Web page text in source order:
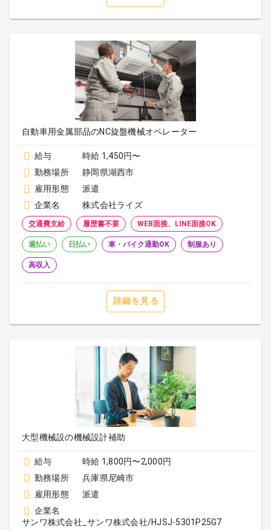
自動車用金属部品のNC旋盤機械オペレーター
給与
時給 1,450円〜
勤務場所
静岡県湖西市
雇用形態
派遣
企業名
株式会社ライズ
交通費支給 履歴書不要 WEB面接、LINE面接OK
週払い 日払い 車・バイク通勤OK 制服あり
高収入
詳細を見る
大型機械設の機械設計補助
給与
時給 1,800円〜2,000円
勤務場所
兵庫県尼崎市
雇用形態
派遣
企業名
サンワ株式会社_サンワ株式会社/HJSJ-5301P25G7